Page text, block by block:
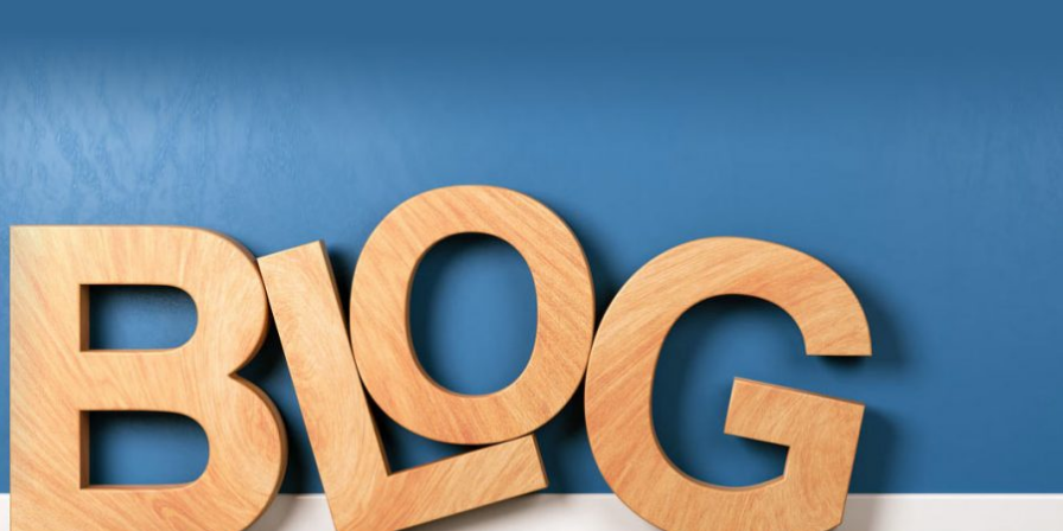
BLOG
und Anregungen von Grit Moschke